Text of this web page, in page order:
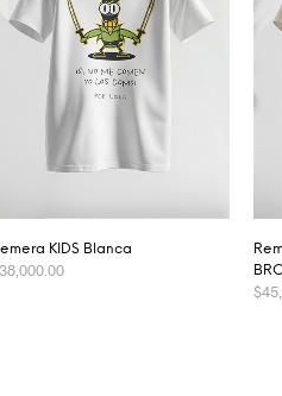
KIDS Blanca
38,000.00
$